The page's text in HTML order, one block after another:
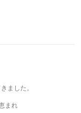
ました。
まれ